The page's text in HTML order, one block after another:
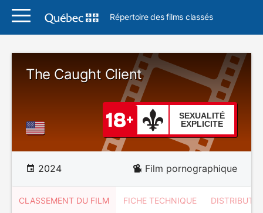
Répertoire des films classés
The Caught Client
SEXUALITÉ
EXPLICITE
2024 Film pornographique
CLASSEMENT DU FILM FICHE TECHNIQUE